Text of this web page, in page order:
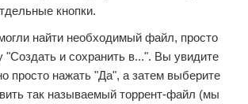
кнопки.
найти необходимый файл, просто
"Создать и сохранить в...". Вы увидите
просто нажать "Да", а затем выберите
так называемый торрент-файл (мы